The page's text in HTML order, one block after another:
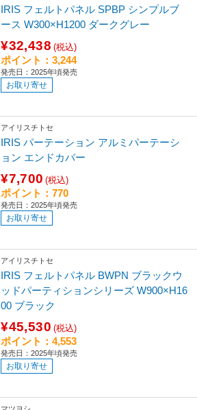
IRIS フェルトパネル SPBP シンプルブ
ース W300×H1200 ダークグレー
¥32,438 (税込)
ポイント：3,244
発売日：2025年頃発売
お取り寄せ
アイリスチトセ
IRIS パーテーション アルミパーテーシ
ョン エンドカバー
¥7,700 (税込)
ポイント：770
発売日：2025年頃発売
お取り寄せ
アイリスチトセ
IRIS フェルトパネル BWPN ブラックウ
ッドパーティションシリーズ W900×H16
00 ブラック
¥45,530 (税込)
ポイント：4,553
発売日：2025年頃発売
お取り寄せ